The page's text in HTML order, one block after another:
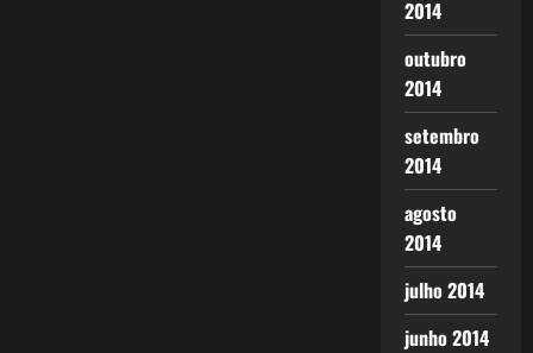
2014
outubro
2014
setembro
2014
agosto
2014
julho 2014
junho 2014